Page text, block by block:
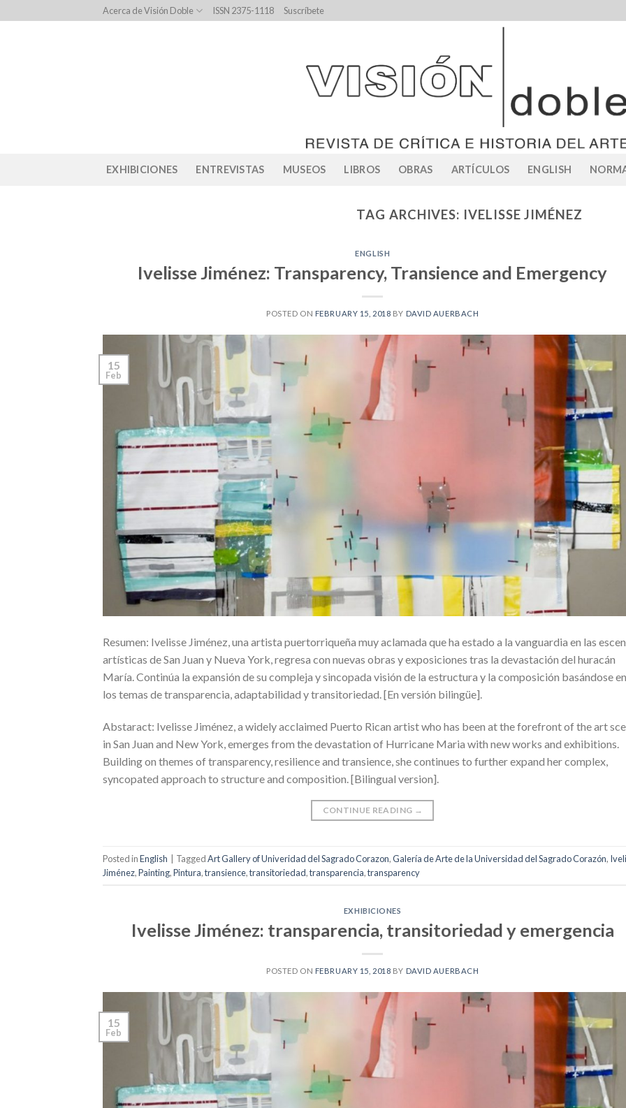
to
Acerca de Visión Doble ISSN 2375-1118 Suscríbete
EXHIBICIONES ENTREVISTAS MUSEOS LIBROS OBRAS ARTÍCULOS ENGLISH
TAG ARCHIVES: IVELISSE JIMÉNEZ
ENGLISH
Ivelisse Jiménez: Transparency, Transience and Emergency
POSTED ON FEBRUARY 15, 2018 BY DAVID AUERBACH
15
Feb
Resumen: Ivelisse Jiménez, una artista puertorriqueña muy aclamada que ha estado a la vanguardia en las
artísticas de San Juan y Nueva York, regresa con nuevas obras y exposiciones tras la devastación del huracán
María. Continúa la expansión de su compleja y sincopada visión de la estructura y la composición basándose en
los temas de transparencia, adaptabilidad y transitoriedad. [En versión bilingüe].
Abstaract: Ivelisse Jiménez, a widely acclaimed Puerto Rican artist who has been at the forefront of the art
in San Juan and New York, emerges from the devastation of Hurricane Maria with new works and exhibitions.
Building on themes of transparency, resilience and transience, she continues to further expand her complex,
syncopated approach to structure and composition. [Bilingual version].
CONTINUE READING →
Posted inEnglish | TaggedArt Gallery of Univeridad del Sagrado Corazon,Galería de Arte de la Universidad del Sagrado Corazón,
Jiménez,Painting,Pintura,transience,transitoriedad,transparencia,transparency
EXHIBICIONES
Ivelisse Jiménez: transparencia, transitoriedad y emergencia
POSTED ON FEBRUARY 15, 2018 BY DAVID AUERBACH
15
Feb